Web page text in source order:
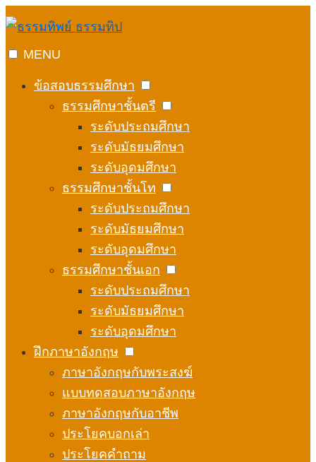
to
MENU
ข้อสอบธรรมศึกษา
ธรรมศึกษาชั้นตรี
ระดับประถมศึกษา
ระดับมัธยมศึกษา
ระดับอุดมศึกษา
ธรรมศึกษาชั้นโท
ระดับประถมศึกษา
ระดับมัธยมศึกษา
ระดับอุดมศึกษา
ธรรมศึกษาชั้นเอก
ระดับประถมศึกษา
ระดับมัธยมศึกษา
ระดับอุดมศึกษา
ฝึกภาษาอังกฤษ
ภาษาอังกฤษกับพระสงฆ์
แบบทดสอบภาษาอังกฤษ
ภาษาอังกฤษกับอาชีพ
ประโยคบอกเล่า
ประโยคคำถาม